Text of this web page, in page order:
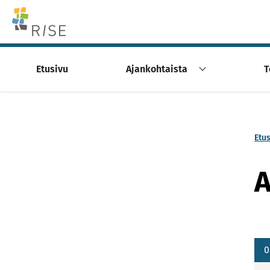
Skip to content -saavutettavuusohje
Etusivu Ajankohtaista